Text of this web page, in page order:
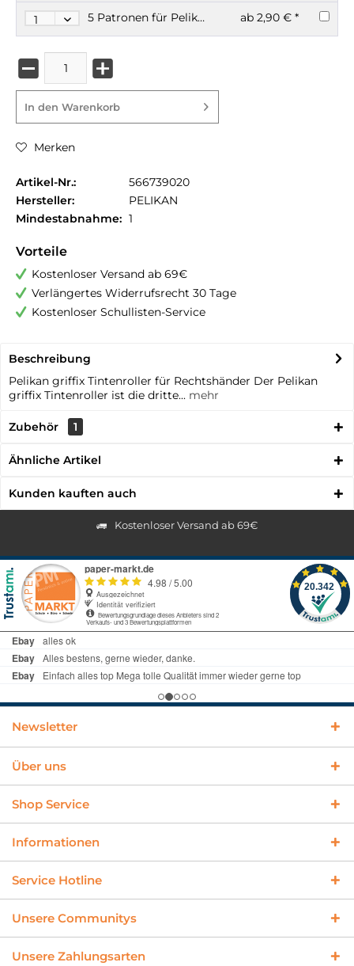
5 Patronen für Pelikan Tintenroller GRIFFIX ab 2,90 € *
In den Warenkorb
Merken
Artikel-Nr.:
566739020
Hersteller:
PELIKAN
Mindestabnahme: 1
Vorteile
Kostenloser Versand ab 69€
Verlängertes Widerrufsrecht 30 Tage
Kostenloser Schullisten-Service
Beschreibung
Pelikan griffix Tintenroller für Rechtshänder Der Pelikan
griffix Tintenroller ist die dritte... mehr
Zubehör 1
Ähnliche Artikel
Kunden kauften auch
Kostenloser Versand ab 69€
Newsletter
Über uns
Shop Service
Informationen
Service Hotline
Unsere Communitys
Unsere Zahlungsarten